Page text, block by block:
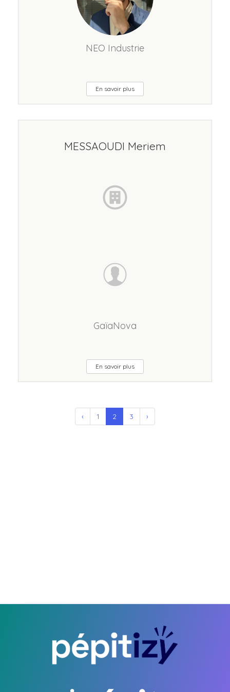
NEO Industrie
En savoir plus
MESSAOUDI Meriem
GaïaNova
En savoir plus
‹ 1 2 3 ›